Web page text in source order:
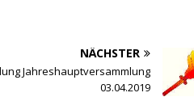
NÄCHSTER
Jahreshauptversammlung
03.04.2019